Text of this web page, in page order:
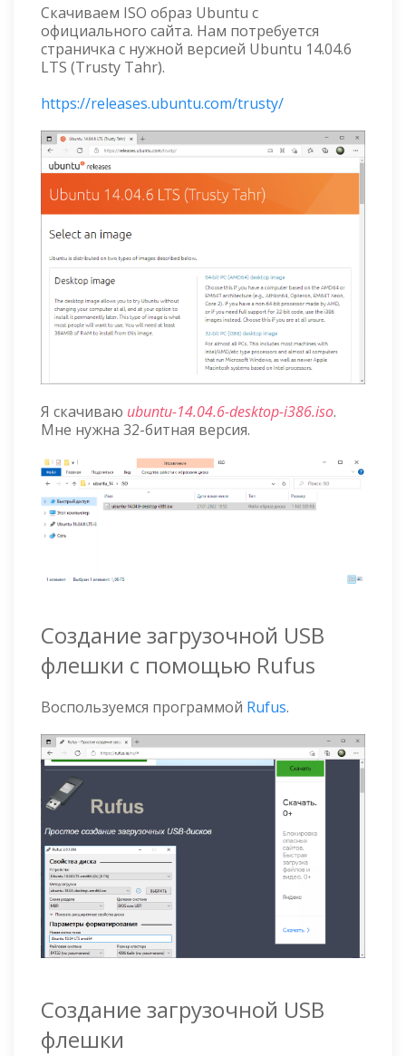
Скачиваем ISO образ Ubuntu с
официального сайта. Нам потребуется
страничка с нужной версией Ubuntu 14.04.6
LTS (Trusty Tahr).
https://releases.ubuntu.com/trusty/
Я скачиваю ubuntu-14.04.6-desktop-i386.iso.
Мне нужна 32-битная версия.
Создание загрузочной USB
флешки с помощью Rufus
Воспользуемся программой Rufus.
Создание загрузочной USB
флешки